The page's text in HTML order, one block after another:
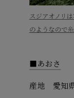
スジアオノリ
のようなので
■あおさ
産地 愛知